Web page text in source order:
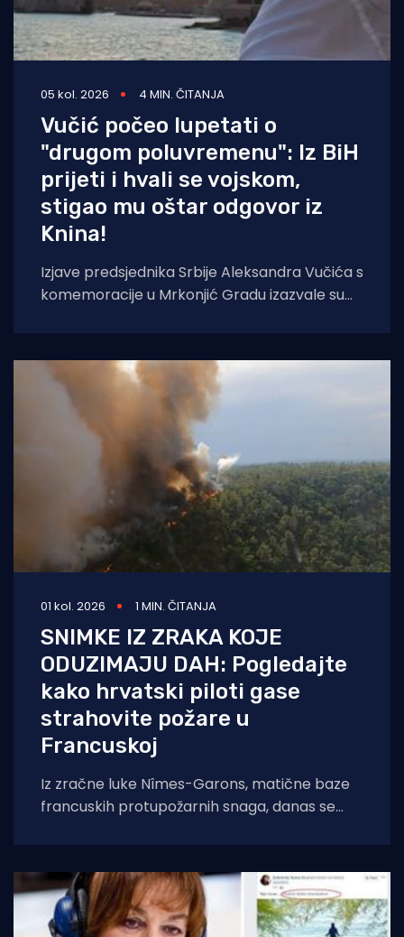
05 kol. 2026 4 MIN. ČITANJA
Vučić počeo lupetati o
"drugom poluvremenu": Iz BiH
prijeti i hvali se vojskom,
stigao mu oštar odgovor iz
Knina!
Izjave predsjednika Srbije Aleksandra Vučića s
komemoracije u Mrkonjić Gradu izazvale su
01 kol. 2026 1 MIN. ČITANJA
SNIMKE IZ ZRAKA KOJE
ODUZIMAJU DAH: Pogledajte
kako hrvatski piloti gase
strahovite požare u
Francuskoj
Iz zračne luke Nîmes-Garons, matične baze
francuskih protupožarnih snaga, danas se